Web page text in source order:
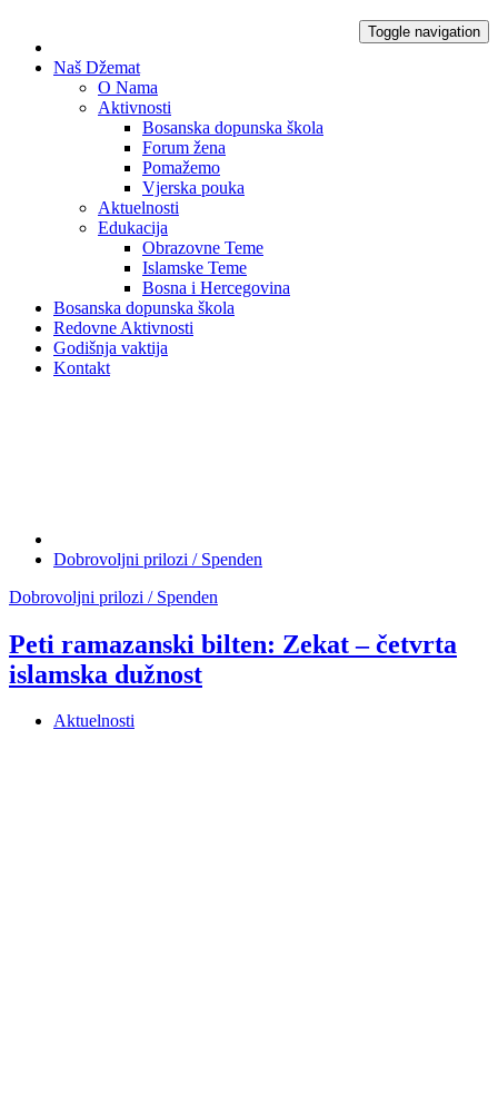
Toggle navigation
Naš Džemat
O Nama
Aktivnosti
Bosanska dopunska škola
Forum žena
Pomažemo
Vjerska pouka
Aktuelnosti
Edukacija
Obrazovne Teme
Islamske Teme
Bosna i Hercegovina
Bosanska dopunska škola
Redovne Aktivnosti
Godišnja vaktija
Kontakt
Dobrovoljni prilozi / Spenden
Dobrovoljni prilozi / Spenden
Peti ramazanski bilten: Zekat – četvrta
islamska dužnost
Aktuelnosti